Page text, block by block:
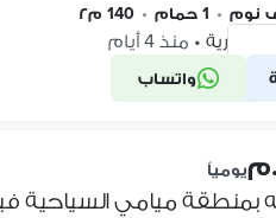
• 1 حمام • 140 م٢
• منذ 4 أيام
واتساب
يومياً